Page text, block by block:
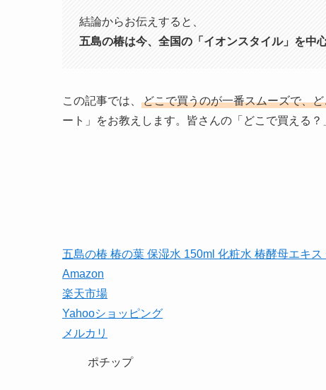
結論からお伝えすると、
五島の椿は今、全国の「イオンスタイル」を中
この記事では、 どこで買うのが一番スムーズで、
ート」をお教えします。皆さんの「どこで買える
五島の椿 椿の葉 保湿水 150ml 化粧水 椿酵母エキ
Amazon
楽天市場
Yahooショッピング
メルカリ
ポチップ